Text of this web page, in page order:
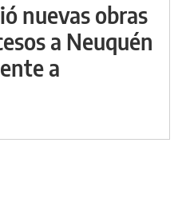
nuevas obras
a Neuquén
a